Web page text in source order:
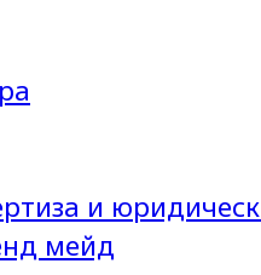
и
мейд